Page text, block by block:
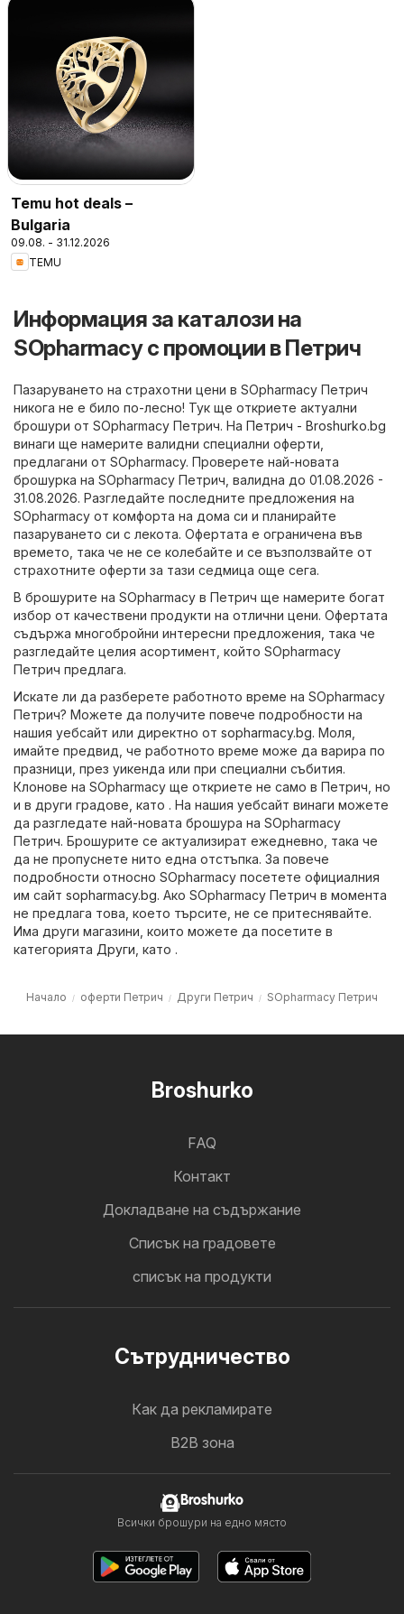
Temu hot deals –
Bulgaria
09.08. - 31.12.2026
TEMU
Информация за каталози на
SOpharmacy с промоции в Петрич
Пазаруването на страхотни цени в SOpharmacy Петрич
никога не е било по-лесно! Тук ще откриете актуални
брошури от SOpharmacy Петрич. На Петрич - Broshurko.bg
винаги ще намерите валидни специални оферти,
предлагани от SOpharmacy. Проверете най-новата
брошурка на SOpharmacy Петрич, валидна до 01.08.2026 -
31.08.2026. Разгледайте последните предложения на
SOpharmacy от комфорта на дома си и планирайте
пазаруването си с лекота. Офертата е ограничена във
времето, така че не се колебайте и се възползвайте от
страхотните оферти за тази седмица още сега.
В брошурите на SOpharmacy в Петрич ще намерите богат
избор от качествени продукти на отлични цени. Офертата
съдържа многобройни интересни предложения, така че
разгледайте целия асортимент, който SOpharmacy
Петрич предлага.
Искате ли да разберете работното време на SOpharmacy
Петрич? Можете да получите повече подробности на
нашия уебсайт или директно от sopharmacy.bg. Моля,
имайте предвид, че работното време може да варира по
празници, през уикенда или при специални събития.
Клонове на SOpharmacy ще откриете не само в Петрич, но
и в други градове, като . На нашия уебсайт винаги можете
да разгледате най-новата брошура на SOpharmacy
Петрич. Брошурите се актуализират ежедневно, така че
да не пропуснете нито една отстъпка. За повече
подробности относно SOpharmacy посетете официалния
им сайт sopharmacy.bg. Ако SOpharmacy Петрич в момента
не предлага това, което търсите, не се притеснявайте.
Има други магазини, които можете да посетите в
категорията Други , като .
Начало оферти Петрич Други Петрич SOpharmacy Петрич
Broshurko
FAQ
Контакт
Докладване на съдържание
Cписък на градовете
списък на продукти
Cътрудничество
Как да рекламирате
B2B зона
Broshurko
Всички брошури на едно място